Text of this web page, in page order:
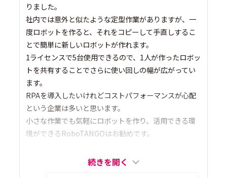
りました。
社内では意外と似たような定型作業がありますが、一
度ロボットを作ると、それをコピーして手直しするこ
とで簡単に新しいロボットが作れます。
1ライセンスで5台使用できるので、1人が作ったロボッ
トを共有することでさらに使い回しの幅が広がってい
ます。
RPAを導入したいけれどコストパフォーマンスが心配
という企業は多いと思います。
小さな作業でも気軽にロボットを作り、活用できる環
境ができるRoboTANGOはお勧めです。
続きを開く